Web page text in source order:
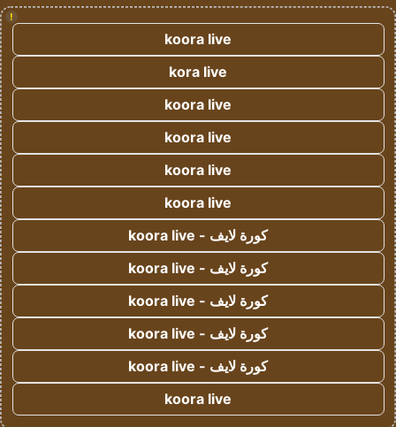
!
koora live
kora live
koora live
koora live
koora live
koora live
كورة لايف - koora live
كورة لايف - koora live
كورة لايف - koora live
كورة لايف - koora live
كورة لايف - koora live
koora live